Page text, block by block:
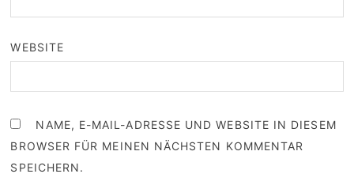
WEBSITE
NAME, E-MAIL-ADRESSE UND WEBSITE IN DIESEM
BROWSER FÜR MEINEN NÄCHSTEN KOMMENTAR
SPEICHERN.